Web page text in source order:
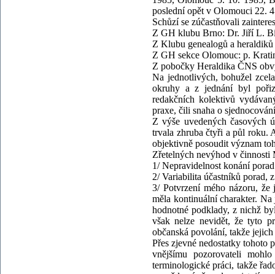
poslední opět v Olomouci 22.
Schůzí se zúčastňovali
Z GH klubu Brno: Dr. Jiří L.
Z Klubu genealogů a
Z GH sekce Olomouc: p.
Z pobočky Heraldika ČNS
Na jednotlivých, bohužel
okruhy a z jednání byl
redakčních kolektivů
praxe, čili snaha o
Z výše uvedených časových
trvala zhruba čtyři a půl roku.
objektivně posoudit význam
Zřetelných nevýhod v
1/ Nepravidelnost konání
2/ Variabilita účastníků porad,
3/ Potvrzení mého názoru,
měla kontinuální charakter.
hodnotné podklady, z nichž
však nelze nevidět, že tyto
občanská povolání, takže
Přes zjevné nedostatky tohoto
vnějšímu pozorovateli
terminologické práci, takže